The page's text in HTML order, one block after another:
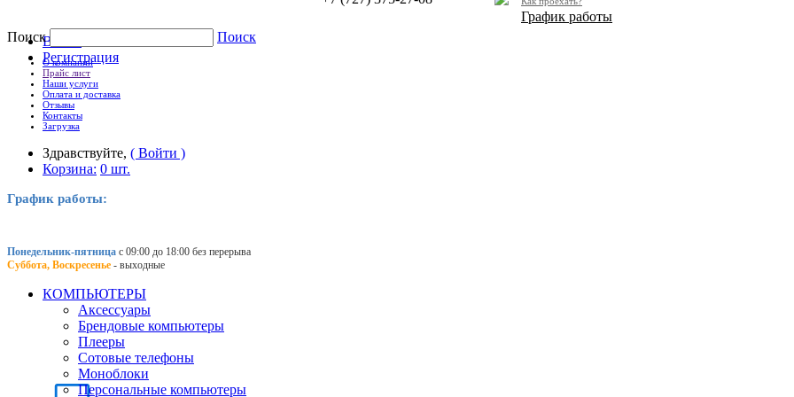
График работы
Войти
Регистрация
Поиск Поиск
О компании
Прайс лист
Наши услуги
Оплата и доставка
Отзывы
Контакты
Загрузка
Здравствуйте, ( Войти )
Корзина: 0 шт.
График работы:
Понедельник-пятница с 09:00 до 18:00 без перерыва
Суббота, Воскресенье - выходные
КОМПЬЮТЕРЫ
Аксессуары
Брендовые компьютеры
Плееры
Сотовые телефоны
Моноблоки
Персональные компьютеры